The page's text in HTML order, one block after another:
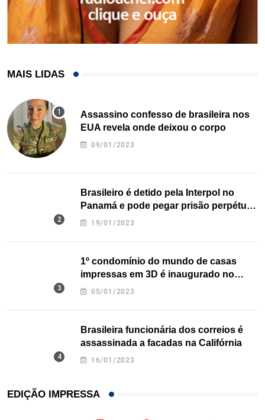
MAIS LIDAS
Assassino confesso de brasileira nos
EUA revela onde deixou o corpo
09/01/2023
Brasileiro é detido pela Interpol no
Panamá e pode pegar prisão perpétua
nos EUA
19/01/2023
1º condomínio do mundo de casas
impressas em 3D é inaugurado no
Texas
05/01/2023
Brasileira funcionária dos correios é
assassinada a facadas na Califórnia
16/01/2023
EDIÇÃO IMPRESSA